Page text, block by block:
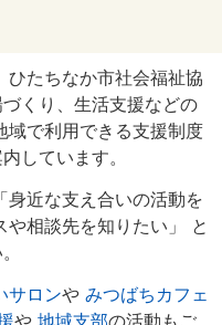
たちなか市社会福祉協
くり、生活支援などの
域で利用できる支援制度
しています。
身近な支え合いの活動を
相談先を知りたい」 と
サロンや みつばちカフェ